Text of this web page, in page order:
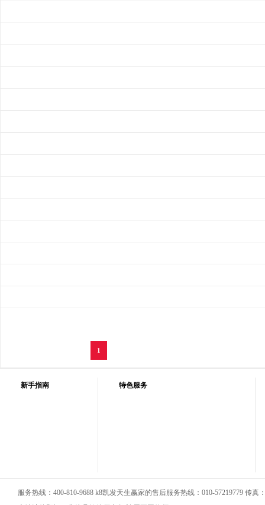
1
新手指南 特色服务
服务热线：400-810-9688 k8凯发天生赢家的售后服务热线：010-57219779 传真